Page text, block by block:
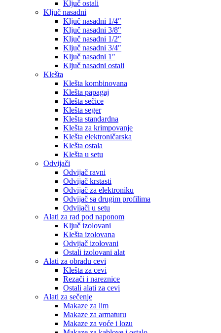
Ključ ostali
Ključ nasadni
Ključ nasadni 1/4″
Ključ nasadni 3/8″
Ključ nasadni 1/2″
Ključ nasadni 3/4″
Ključ nasadni 1″
Ključ nasadni ostali
Klešta
Klešta kombinovana
Klešta papagaj
Klešta sečice
Klešta seger
Klešta standardna
Klešta za krimpovanje
Klešta elektroničarska
Klešta ostala
Klešta u setu
Odvijači
Odvijač ravni
Odvijač krstasti
Odvijač za elektroniku
Odvijač sa drugim profilima
Odvijači u setu
Alati za rad pod naponom
Ključ izolovani
Klešta izolovana
Odvijač izolovani
Ostali izolovani alat
Alati za obradu cevi
Klešta za cevi
Rezači i nareznice
Ostali alati za cevi
Alati za sečenje
Makaze za lim
Makaze za armaturu
Makaze za voće i lozu